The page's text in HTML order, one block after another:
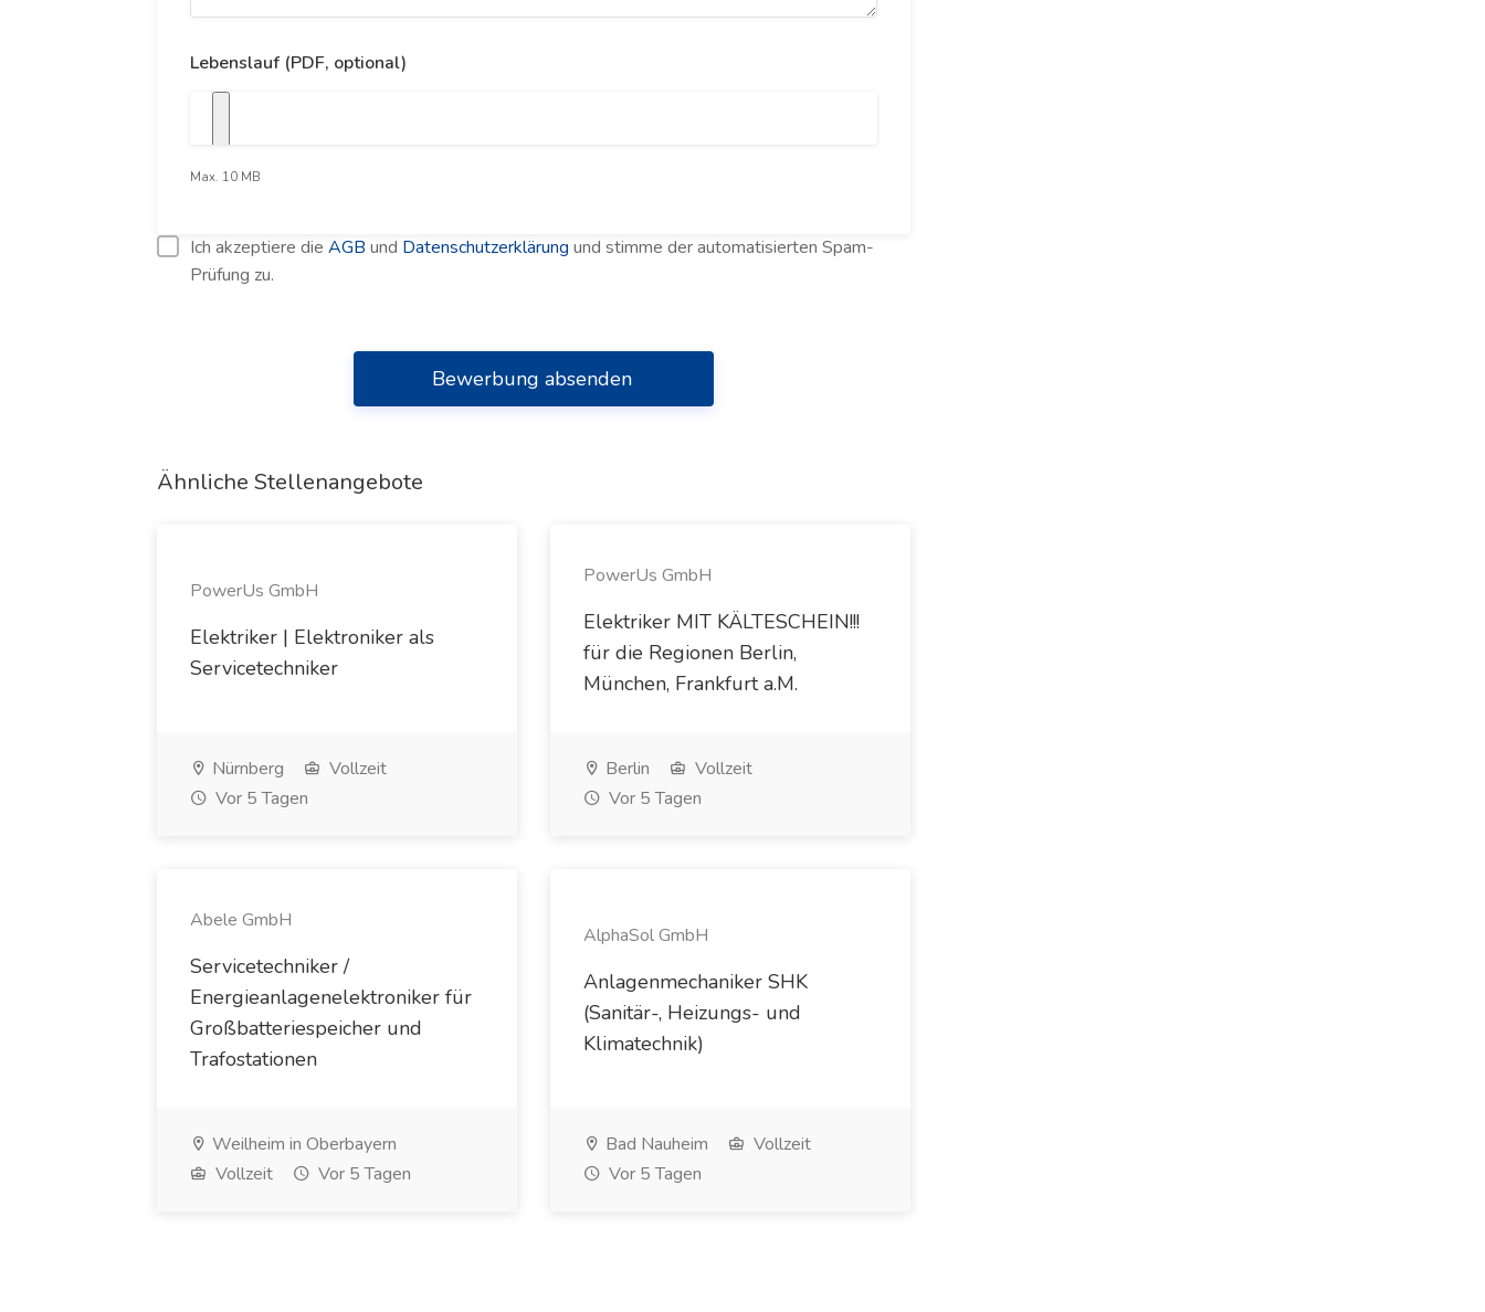
Lebenslauf (PDF, optional)
Max. 10 MB
Ich akzeptiere die AGB und Datenschutzerklärung und stimme der automatisierten Spam-
Prüfung zu.
Bewerbung absenden
Ähnliche Stellenangebote
PowerUs GmbH
Elektriker | Elektroniker als
Servicetechniker
Nürnberg
Vollzeit
Vor 5 Tagen
PowerUs GmbH
Elektriker MIT KÄLTESCHEIN!!!
für die Regionen Berlin,
München, Frankfurt a.M.
Berlin
Vollzeit
Vor 5 Tagen
Abele GmbH
Servicetechniker /
Energieanlagenelektroniker für
Großbatteriespeicher und
Trafostationen
Weilheim in Oberbayern
Vollzeit
Vor 5 Tagen
AlphaSol GmbH
Anlagenmechaniker SHK
(Sanitär-, Heizungs- und
Klimatechnik)
Bad Nauheim
Vollzeit
Vor 5 Tagen